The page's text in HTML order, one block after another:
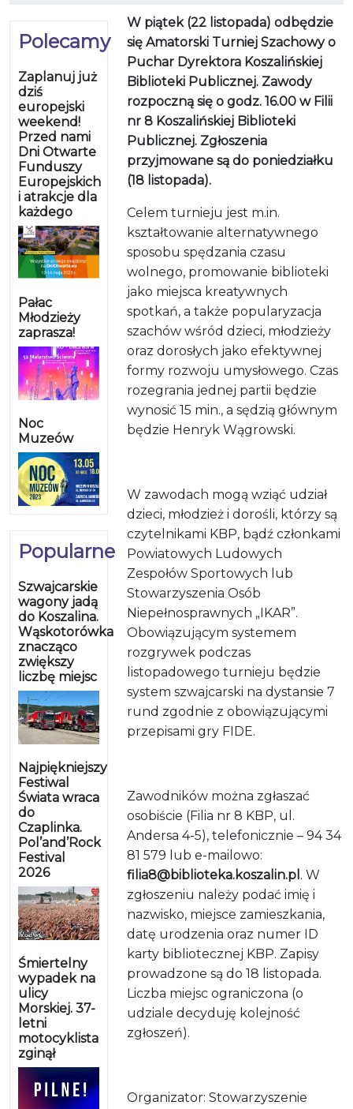
Polecamy
Zaplanuj już
dziś
europejski
weekend!
Przed nami
Dni Otwarte
Funduszy
Europejskich
i atrakcje dla
każdego
Pałac
Młodzieży
zaprasza!
Noc
Muzeów
Popularne
Szwajcarskie
wagony jadą
do Koszalina.
Wąskotorówka
znacząco
zwiększy
liczbę miejsc
Najpiękniejszy
Festiwal
Świata wraca
do
Czaplinka.
Pol’and’Rock
Festival
2026
Śmiertelny
wypadek na
ulicy
Morskiej. 37-
letni
motocyklista
zginął
W piątek (22 listopada) odbędzie
się Amatorski Turniej Szachowy o
Puchar Dyrektora Koszalińskiej
Biblioteki Publicznej. Zawody
rozpoczną się o godz. 16.00 w Filii
nr 8 Koszalińskiej Biblioteki
Publicznej. Zgłoszenia
przyjmowane są do poniedziałku
(18 listopada).
Celem turnieju jest m.in.
kształtowanie alternatywnego
sposobu spędzania czasu
wolnego, promowanie biblioteki
jako miejsca kreatywnych
spotkań, a także popularyzacja
szachów wśród dzieci, młodzieży
oraz dorosłych jako efektywnej
formy rozwoju umysłowego. Czas
rozegrania jednej partii będzie
wynosić 15 min., a sędzią głównym
będzie Henryk Wągrowski.
W zawodach mogą wziąć udział
dzieci, młodzież i dorośli, którzy są
czytelnikami KBP, bądź członkami
Powiatowych Ludowych
Zespołów Sportowych lub
Stowarzyszenia Osób
Niepełnosprawnych „IKAR”.
Obowiązującym systemem
rozgrywek podczas
listopadowego turnieju będzie
system szwajcarski na dystansie 7
rund zgodnie z obowiązującymi
przepisami gry FIDE.
Zawodników można zgłaszać
osobiście (Filia nr 8 KBP, ul.
Andersa 4-5), telefonicznie – 94 34
81 579 lub e-mailowo:
filia8@biblioteka.koszalin.pl . W
zgłoszeniu należy podać imię i
nazwisko, miejsce zamieszkania,
datę urodzenia oraz numer ID
karty bibliotecznej KBP. Zapisy
prowadzone są do 18 listopada.
Liczba miejsc ograniczona (o
udziale decyduję kolejność
zgłoszeń).
Organizator: Stowarzyszenie